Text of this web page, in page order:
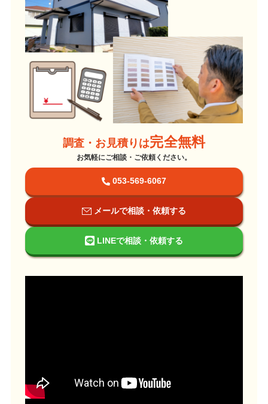
調査・お見積りは完全無料
お気軽にご相談・ご依頼ください。
053-569-6067
メールで相談・依頼する
LINEで相談・依頼する